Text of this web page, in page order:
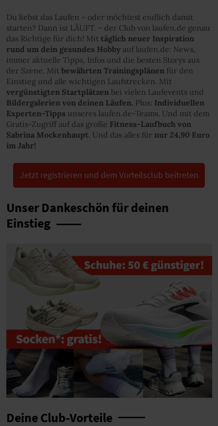
Du liebst das Laufen – oder möchtest endlich damit
starten? Dann ist LÄUFT. – der Club von laufen.de genau
das Richtige für dich! Mit täglich neuer Inspiration
rund um dein gesundes Hobbyauf laufen.de: News,
immer aktuelle Tipps, Infos und die besten Storys aus
der Szene. Mit bewährten Trainingsplänen für den
Einstieg und alle wichtigen Laufstrecken. Mit
vergünstigten Startplätzen bei vielen Laufevents und
Bildergalerien von deinen Läufen. Plus: Individuellen
Experten-Tipps unseres laufen.de-Teams. Und mit dem
Gratis-Zugriff auf das große Fitness-Laufbuch von
Sabrina Mockenhaupt. Und das alles für nur 24,90 Euro
im Jahr!
Jetzt registrieren und dem Vorteilsclub beitreten
Unser Dankeschön für deinen
Einstieg
Deine Club-Vorteile